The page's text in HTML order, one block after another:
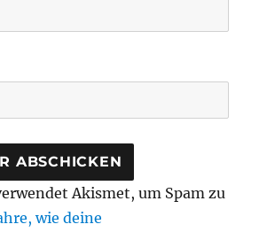
Akismet, um Spam zu
wie deine